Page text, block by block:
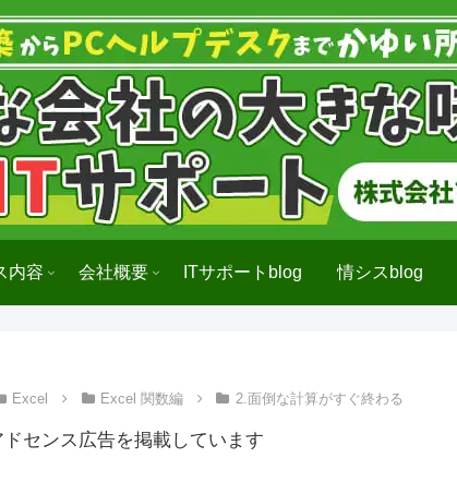
内容 会社概要 ITサポートblog 情シスblog
Excel Excel 関数編 2.面倒な計算がすぐ終わる
センス広告を掲載しています